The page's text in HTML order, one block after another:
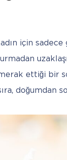
için
ettiği bir
doğumdan